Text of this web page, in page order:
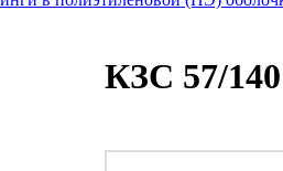
КЗС 57/